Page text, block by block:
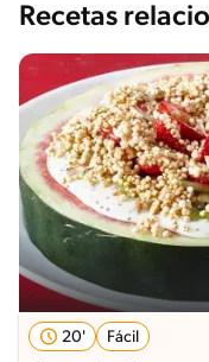
Recetas
20' Fácil